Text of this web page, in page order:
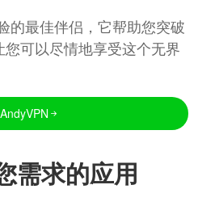
的最佳伴侣，它帮助您突破
可以尽情地享受这个无界
需求的应用